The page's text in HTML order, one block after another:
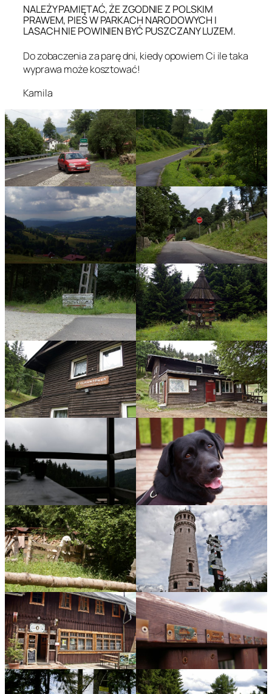
NALEŻY PAMIĘTAĆ, ŻE ZGODNIE Z POLSKIM
PRAWEM, PIES W PARKACH NARODOWYCH I
LASACH NIE POWINIEN BYĆ PUSZCZANY LUZEM.
Do zobaczenia za parę dni, kiedy opowiem Ci ile taka
wyprawa może kosztować!
Kamila